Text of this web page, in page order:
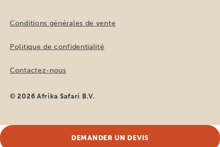
Conditions générales de vente
Politique de confidentialité
Contactez-nous
© 2026 Afrika Safari B.V.
DEMANDER UN DEVIS